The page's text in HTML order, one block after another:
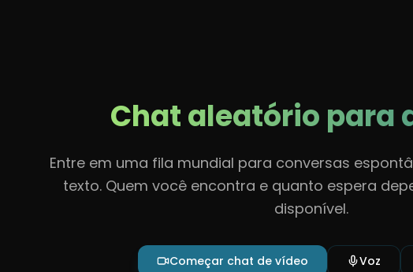
Chat aleatório para
Entre em uma fila mundial para conversas
texto. Quem você encontra e quanto espera
disponível.
Começar chat de vídeo Voz